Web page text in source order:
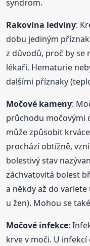
syndrom.
Rakovina ledviny:
dobu jediným
z důvodů, proč by se
lékaři. Hematurie
dalšími příznaky
Močové kameny:
průchodu močovými
může způsobit
prochází obtížně,
bolestivý stav
záchvatovitá bolest
a někdy až do
u žen). Mohou se
Močové infekce:
krve v moči. U